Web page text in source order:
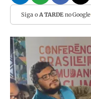
Siga o A TARDEno Google